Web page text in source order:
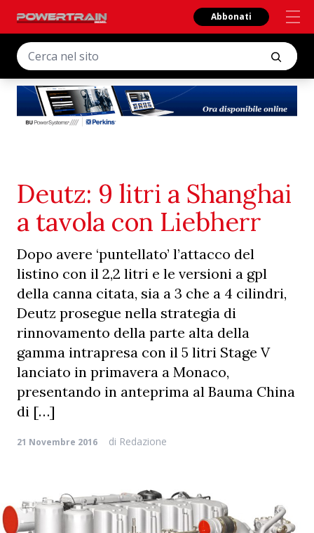
Abbonati
Deutz: 9 litri a Shanghai
a tavola con Liebherr
Dopo avere ‘puntellato’ l’attacco del
listino con il 2,2 litri e le versioni a gpl
della canna citata, sia a 3 che a 4 cilindri,
Deutz prosegue nella strategia di
rinnovamento della parte alta della
gamma intrapresa con il 5 litri Stage V
lanciato in primavera a Monaco,
presentando in anteprima al Bauma China
di […]
21 Novembre 2016 di Redazione